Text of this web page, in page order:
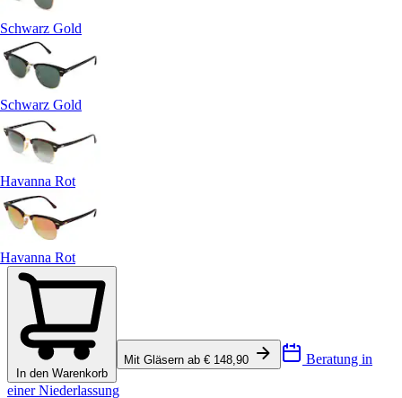
Schwarz Gold
Schwarz Gold
Havanna Rot
Havanna Rot
In den Warenkorb
Mit Gläsern ab € 148,90 Beratung in
einer Niederlassung